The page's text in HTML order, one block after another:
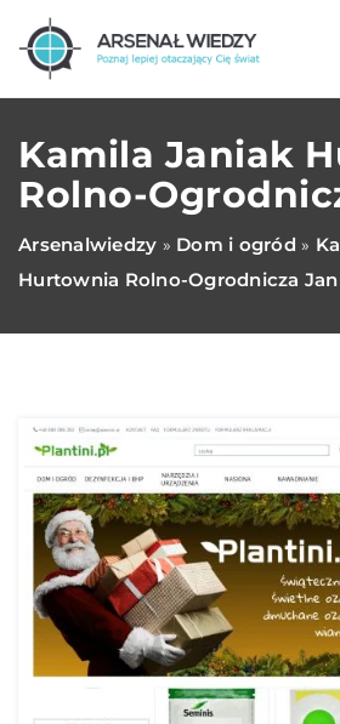
Kamila Janiak
Rolno-
Arsenalwiedzy » Dom i ogród »
Hurtownia Rolno-Ogrodnicza